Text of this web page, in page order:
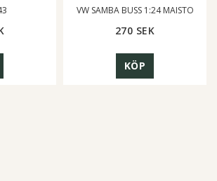
VW SAMBA BUSS 1:24 MAISTO
270 SEK
KÖP